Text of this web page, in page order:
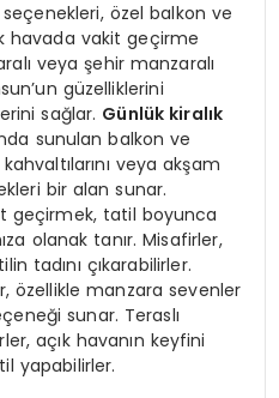
seçenekleri, özel balkon ve
havada vakit geçirme
veya şehir manzaralı
güzelliklerini
sağlar. Günlük kiralık
sunulan balkon ve
veya akşam
bir alan sunar.
geçirmek, tatil boyunca
olanak tanır. Misafirler,
tadını çıkarabilirler.
özellikle manzara sevenler
sunar. Teraslı
açık havanın keyfini
yapabilirler.